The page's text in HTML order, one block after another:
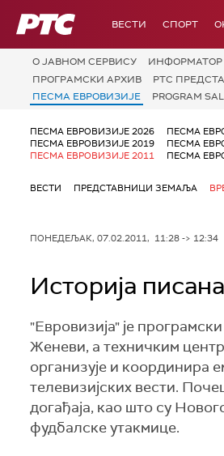
РТС ВЕСТИ СПОРТ
О JАВНОМ СЕРВИСУ ИНФОРМАТОР
ПРОГРАМСКИ АРХИВ
РТС
ПЕСМА ЕВРОВИЗИЈЕ
PROGRAM
ПЕСМА ЕВРОВИЗИЈЕ 2026 ПЕСМА
ПЕСМА ЕВРОВИЗИЈЕ 2019
ПЕСМА
ПЕСМА ЕВРОВИЗИЈЕ 2011
ПЕСМА
ВЕСТИ ПРЕДСТАВНИЦИ ЗЕМАЉА
ПОНЕДЕЉАК, 07.02.2011, 11:28 -> 12:34
Историја
"Евровизија" је
Женеви, а техничким
организује и координира
телевизијских вести.
догађаја, као што су
фудбалске утакмице.